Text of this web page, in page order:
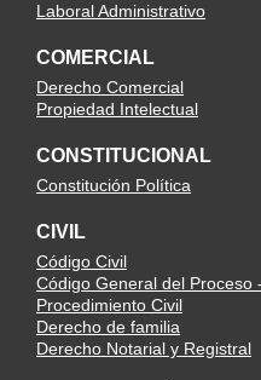
Laboral Administrativo
COMERCIAL
Derecho Comercial
Propiedad Intelectual
CONSTITUCIONAL
Constitución Política
CIVIL
Código Civil
Código General del Proceso
Procedimiento Civil
Derecho de familia
Derecho Notarial y Registral